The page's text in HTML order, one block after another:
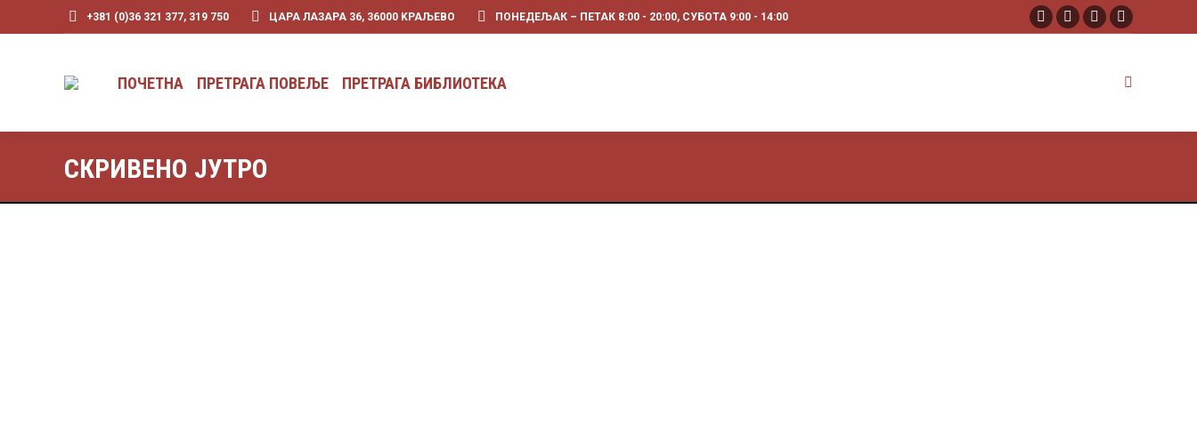
+381 (0)36 321 377, 319 750 ЦАРА ЛАЗАРА 36, 36000 KРАЉЕВО ПОНЕДЕЉАК – ПЕТАК 8:00 - 20:00, СУБОТА 9:00 - 14:00
ПОЧЕТНА ПРЕТРАГА ПОВЕЉЕ ПРЕТРАГА БИБЛИОТЕКА
СКРИВЕНО ЈУТРО